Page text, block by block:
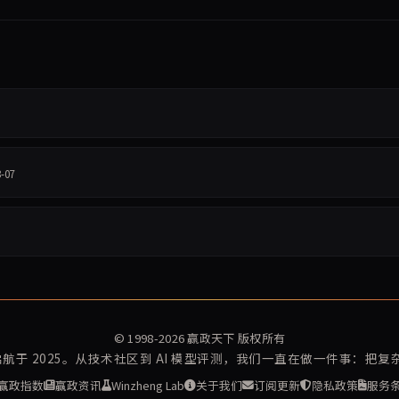
07
© 1998-2026赢政天下 版权所有
于 2025。从技术社区到 AI 模型评测，我们一直在做一件事：把复
政指数 赢政资讯 Winzheng Lab 关于我们 订阅更新 隐私政策 服务